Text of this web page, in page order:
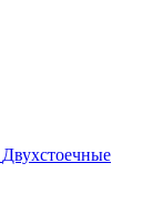
Двухстоечные